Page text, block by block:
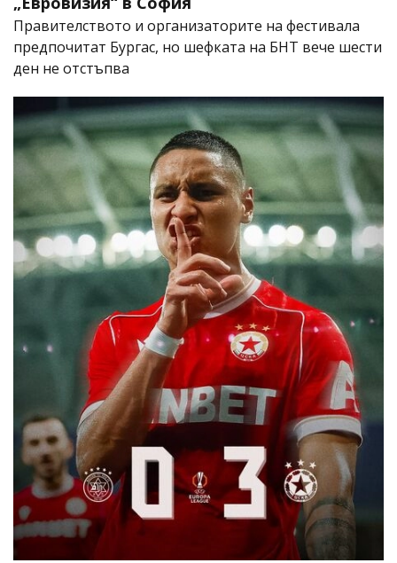
Правителството и организаторите на фестивала
предпочитат Бургас, но шефката на БНТ вече шести
ден не отстъпва